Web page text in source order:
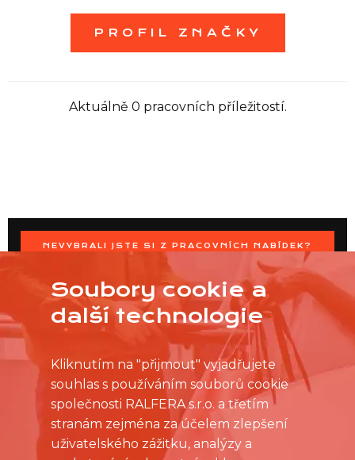
PROFIL ZNAČKY
Aktuálně 0 pracovních příležitostí.
NEVYBRALI JSTE SI Z PRACOVNÍCH NABÍDEK?
OSLOVTE PRODEJNU PŘÍMO S VAŠIMI ČASOVÝMI
MOŽNOSTMI
Soubory cookie a
další technologie
Kliknutím na "přijmout" vyjadřujete
souhlas s používáním souborů cookie
společnosti RALFERA s.r.o. a třetím
stranám zejména za účelem zlepšení
uživatelského zážitku, analýzy a